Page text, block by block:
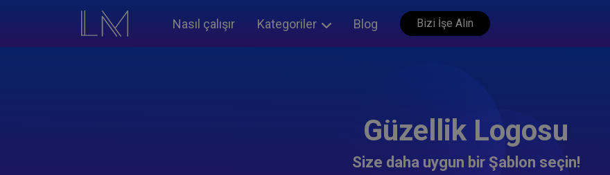
Nasıl çalışır Kategoriler Blog Bizi İşe Alın
Güzellik Logosu
Size daha uygun bir Şablon seçin!